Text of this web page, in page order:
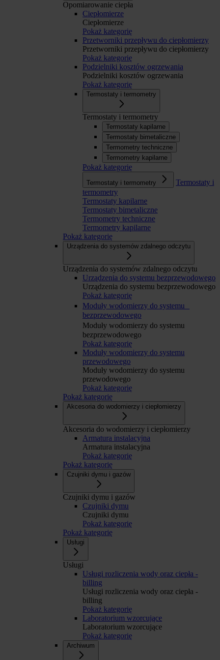
Opomiarowanie ciepła
Ciepłomierze
Ciepłomierze
Pokaż kategorię
Przetworniki przepływu do ciepłomierzy
Przetworniki przepływu do ciepłomierzy
Pokaż kategorię
Podzielniki kosztów ogrzewania
Podzielniki kosztów ogrzewania
Pokaż kategorię
Termostaty i termometry
Termostaty i termometry
Termostaty kapilarne
Termostaty bimetaliczne
Termometry techniczne
Termometry kapilarne
Pokaż kategorię
Termostaty i termometry
Termostaty i
termometry
Termostaty kapilarne
Termostaty bimetaliczne
Termometry techniczne
Termometry kapilarne
Pokaż kategorię
Urządzenia do systemów zdalnego odczytu
Urządzenia do systemów zdalnego odczytu
Urządzenia do systemu bezprzewodowego
Urządzenia do systemu bezprzewodowego
Pokaż kategorię
Moduły wodomierzy do systemu
bezprzewodowego
Moduły wodomierzy do systemu
bezprzewodowego
Pokaż kategorię
Moduły wodomierzy do systemu
przewodowego
Moduły wodomierzy do systemu
przewodowego
Pokaż kategorię
Pokaż kategorię
Akcesoria do wodomierzy i ciepłomierzy
Akcesoria do wodomierzy i ciepłomierzy
Armatura instalacyjna
Armatura instalacyjna
Pokaż kategorię
Pokaż kategorię
Czujniki dymu i gazów
Czujniki dymu i gazów
Czujniki dymu
Czujniki dymu
Pokaż kategorię
Pokaż kategorię
Usługi
Usługi
Usługi rozliczenia wody oraz ciepła -
billing
Usługi rozliczenia wody oraz ciepła -
billing
Pokaż kategorię
Laboratorium wzorcujące
Laboratorium wzorcujące
Pokaż kategorię
Archiwum